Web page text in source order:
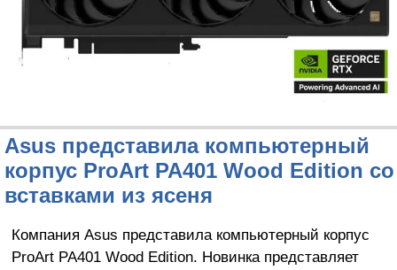
Asus представила компьютерный
корпус ProArt PA401 Wood Edition cо
вставками из ясеня
Компания Asus представила компьютерный корпус
ProArt PA401 Wood Edition. Новинка представляет